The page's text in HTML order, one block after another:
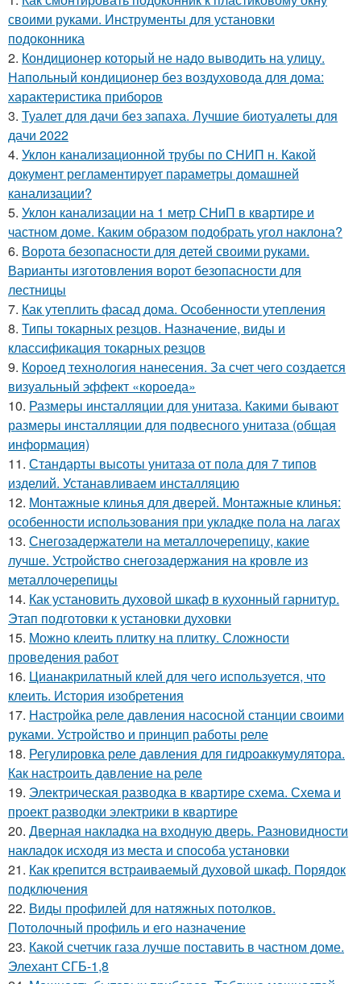
своими руками. Инструменты для установки
подоконника
2. Кондиционер который не надо выводить на улицу.
Напольный кондиционер без воздуховода для дома:
характеристика приборов
3. Туалет для дачи без запаха. Лучшие биотуалеты для
дачи 2022
4. Уклон канализационной трубы по СНИП н. Какой
документ регламентирует параметры домашней
канализации?
5. Уклон канализации на 1 метр СНиП в квартире и
частном доме. Каким образом подобрать угол наклона?
6. Ворота безопасности для детей своими руками.
Варианты изготовления ворот безопасности для
лестницы
7. Как утеплить фасад дома. Особенности утепления
8. Типы токарных резцов. Назначение, виды и
классификация токарных резцов
9. Короед технология нанесения. За счет чего создается
визуальный эффект «короеда»
10. Размеры инсталляции для унитаза. Какими бывают
размеры инсталляции для подвесного унитаза (общая
информация)
11. Стандарты высоты унитаза от пола для 7 типов
изделий. Устанавливаем инсталляцию
12. Монтажные клинья для дверей. Монтажные клинья:
особенности использования при укладке пола на лагах
13. Снегозадержатели на металлочерепицу, какие
лучше. Устройство снегозадержания на кровле из
металлочерепицы
14. Как установить духовой шкаф в кухонный гарнитур.
Этап подготовки к установки духовки
15. Можно клеить плитку на плитку. Сложности
проведения работ
16. Цианакрилатный клей для чего используется, что
клеить. История изобретения
17. Настройка реле давления насосной станции своими
руками. Устройство и принцип работы реле
18. Регулировка реле давления для гидроаккумулятора.
Как настроить давление на реле
19. Электрическая разводка в квартире схема. Схема и
проект разводки электрики в квартире
20. Дверная накладка на входную дверь. Разновидности
накладок исходя из места и способа установки
21. Как крепится встраиваемый духовой шкаф. Порядок
подключения
22. Виды профилей для натяжных потолков.
Потолочный профиль и его назначение
23. Какой счетчик газа лучше поставить в частном доме.
Элехант СГБ-1,8